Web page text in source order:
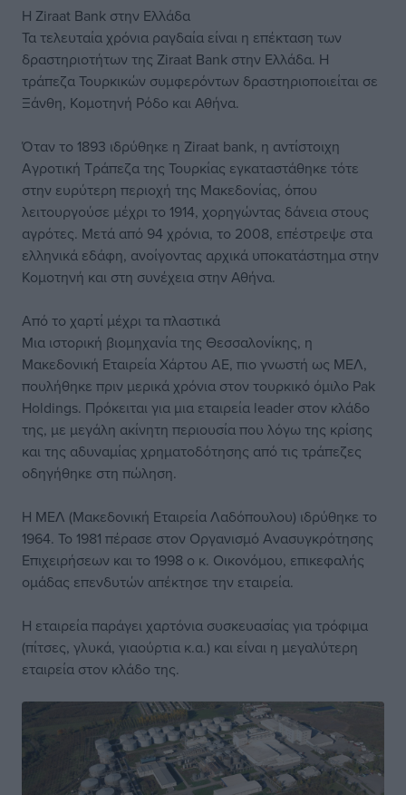
Η Ziraat Bank στην Ελλάδα
Τα τελευταία χρόνια ραγδαία είναι η επέκταση των
δραστηριοτήτων της Ziraat Bank στην Ελλάδα. Η
τράπεζα Τουρκικών συμφερόντων δραστηριοποιείται σε
Ξάνθη, Κομοτηνή Ρόδο και Αθήνα.
Όταν το 1893 ιδρύθηκε η Ziraat bank, η αντίστοιχη
Αγροτική Τράπεζα της Τουρκίας εγκαταστάθηκε τότε
στην ευρύτερη περιοχή της Μακεδονίας, όπου
λειτουργούσε μέχρι το 1914, χορηγώντας δάνεια στους
αγρότες. Μετά από 94 χρόνια, το 2008, επέστρεψε στα
ελληνικά εδάφη, ανοίγοντας αρχικά υποκατάστημα στην
Κομοτηνή και στη συνέχεια στην Αθήνα.
Από το χαρτί μέχρι τα πλαστικά
Μια ιστορική βιομηχανία της Θεσσαλονίκης, η
Μακεδονική Εταιρεία Χάρτου ΑΕ, πιο γνωστή ως ΜΕΛ,
πουλήθηκε πριν μερικά χρόνια στον τουρκικό όμιλο Pak
Holdings. Πρόκειται για μια εταιρεία leader στον κλάδο
της, με μεγάλη ακίνητη περιουσία που λόγω της κρίσης
και της αδυναμίας χρηματοδότησης από τις τράπεζες
οδηγήθηκε στη πώληση.
Η ΜΕΛ (Μακεδονική Εταιρεία Λαδόπουλου) ιδρύθηκε το
1964. Το 1981 πέρασε στον Οργανισμό Ανασυγκρότησης
Επιχειρήσεων και το 1998 ο κ. Οικονόμου, επικεφαλής
ομάδας επενδυτών απέκτησε την εταιρεία.
Η εταιρεία παράγει χαρτόνια συσκευασίας για τρόφιμα
(πίτσες, γλυκά, γιαούρτια κ.α.) και είναι η μεγαλύτερη
εταιρεία στον κλάδο της.